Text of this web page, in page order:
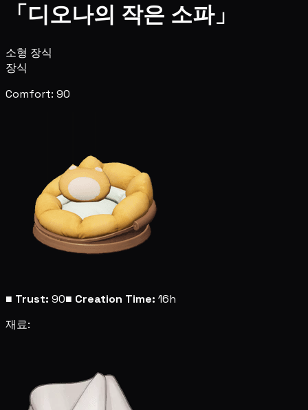
「디오나의 작은 소파」
소형 장식
장식
Comfort: 90
■ Trust: 90■ Creation Time: 16h
재료: